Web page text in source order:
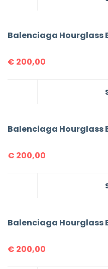
Balenciaga Hourglass
€ 200,00
Balenciaga Hourglass
€ 200,00
Balenciaga Hourglass
€ 200,00